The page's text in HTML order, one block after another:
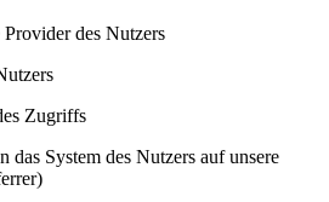
des Nutzers
Zugriffs
das System des Nutzers auf unsere